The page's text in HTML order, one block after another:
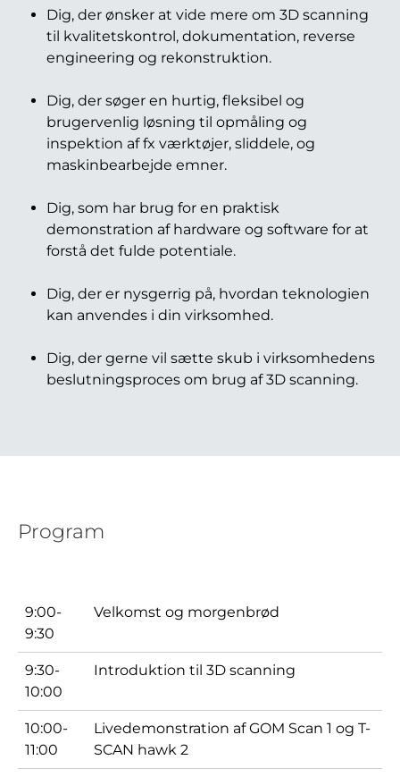
Dig, der ønsker at vide mere om 3D scanning
til kvalitetskontrol, dokumentation, reverse
engineering og rekonstruktion.
Dig, der søger en hurtig, fleksibel og
brugervenlig løsning til opmåling og
inspektion af fx værktøjer, sliddele, og
maskinbearbejde emner.
Dig, som har brug for en praktisk
demonstration af hardware og software for at
forstå det fulde potentiale.
Dig, der er nysgerrig på, hvordan teknologien
kan anvendes i din virksomhed.
Dig, der gerne vil sætte skub i virksomhedens
beslutningsproces om brug af 3D scanning.
Program
9:00-
9:30
Velkomst og morgenbrød
9:30-
10:00
Introduktion til 3D scanning
10:00-
11:00
Livedemonstration af GOM Scan 1 og T-
SCAN hawk 2